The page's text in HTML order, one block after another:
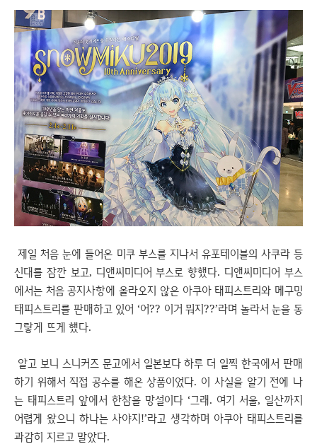
제일 처음 눈에 들어온 미쿠 부스를 지나서 유포테이블의 사쿠라 등
신대를 잠깐 보고, 디앤씨미디어 부스로 향했다. 디앤씨미디어 부스
에서는 처음 공지사항에 올라오지 않은 아쿠아 태피스트리와 메구밍
태피스트리를 판매하고 있어 ‘어?? 이거 뭐지??’라며 놀라서 눈을 동
그랗게 뜨게 했다.
알고 보니 스니커즈 문고에서 일본보다 하루 더 일찍 한국에서 판매
하기 위해서 직접 공수를 해온 상품이었다. 이 사실을 알기 전에 나
는 태피스트리 앞에서 한참을 망설이다 ‘그래. 여기 서울, 일산까지
어렵게 왔으니 하나는 사야지!’라고 생각하며 아쿠아 태피스트리를
과감히 지르고 말았다.